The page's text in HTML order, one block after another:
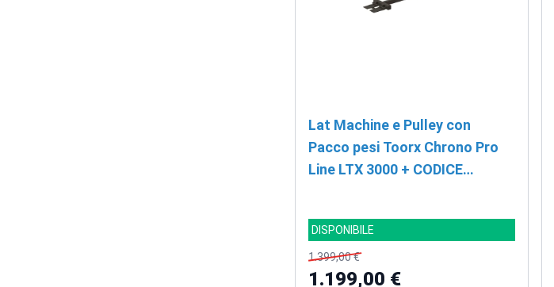
Lat Machine e Pulley con
Pacco pesi Toorx Chrono Pro
Line LTX 3000 + CODICE
DISPONIBILE
1.399,00 €
1.199,00 €